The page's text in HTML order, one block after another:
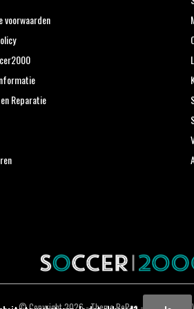
voorwaarden
Reparatie